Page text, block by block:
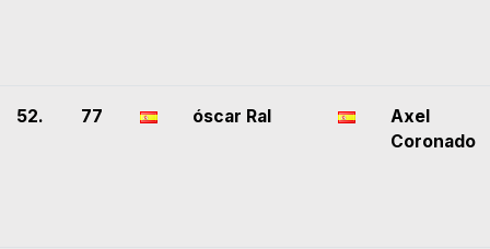
52. 77 óscar Ral
Axel
Coronado